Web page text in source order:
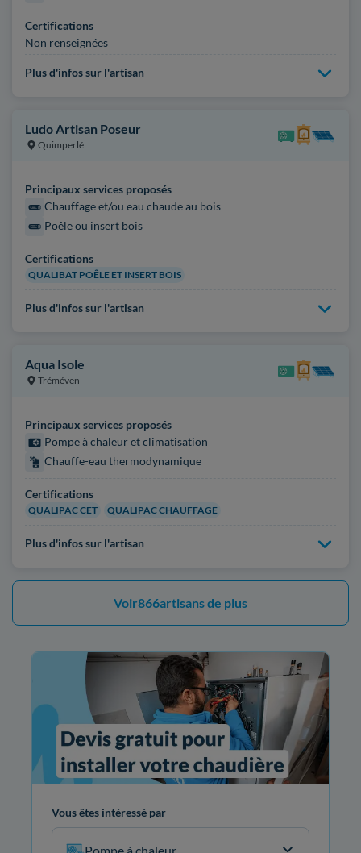
Certifications
Non renseignées
Plus d'infos sur l'artisan
Ludo Artisan Poseur
Quimperlé
Principaux services proposés
Chauffage et/ou eau chaude au bois
Poêle ou insert bois
Certifications
QUALIBAT POÊLE ET INSERT BOIS
Plus d'infos sur l'artisan
Aqua Isole
Tréméven
Principaux services proposés
Pompe à chaleur et climatisation
Chauffe-eau thermodynamique
Certifications
QUALIPAC CET QUALIPAC CHAUFFAGE
Plus d'infos sur l'artisan
Voir866artisans de plus
Vous êtes intéressé par